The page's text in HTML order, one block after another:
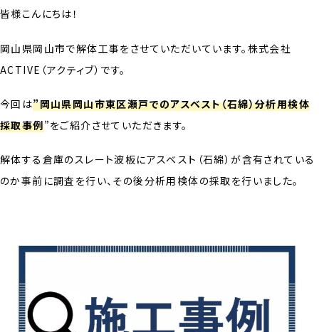
皆様こんにちは！
岡山県岡山市で解体工事をさせていただいています。株式会社
ACTIVE（アクティブ）です。
今回は”岡山県岡山市東区瀬戸でのアスベスト（石綿）分析用検体
採取事例”をご紹介させていただきます。
解体する倉庫のスレート波板にアスベスト（石綿）が含有されている
のか事前に調査を行い、その後分析用検体の採取を行いました。